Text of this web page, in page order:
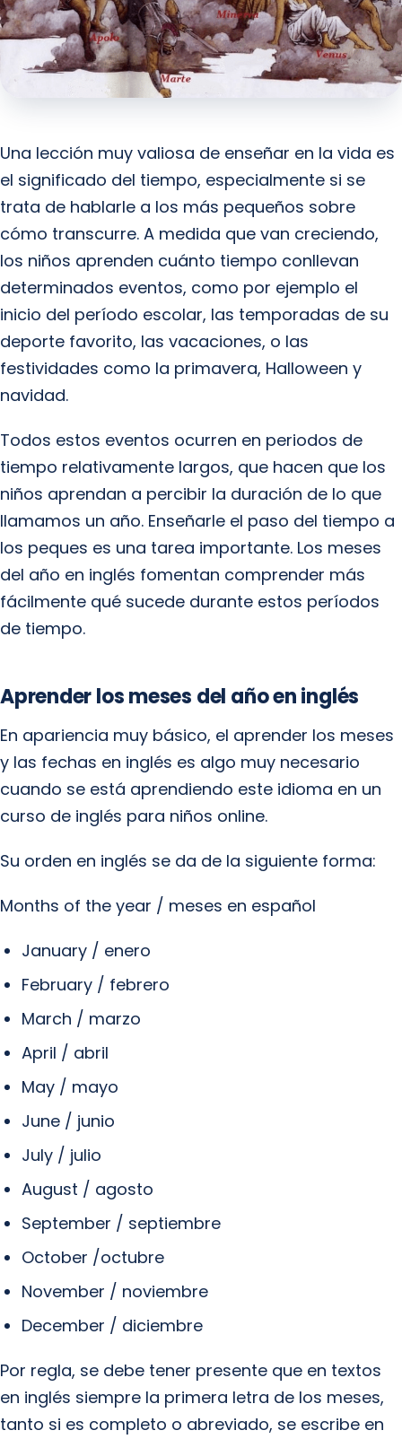
Una lección muy valiosa de enseñar en la vida es
el significado del tiempo, especialmente si se
trata de hablarle a los más pequeños sobre
cómo transcurre. A medida que van creciendo,
los niños aprenden cuánto tiempo conllevan
determinados eventos, como por ejemplo el
inicio del período escolar, las temporadas de su
deporte favorito, las vacaciones, o las
festividades como la primavera, Halloween y
navidad.
Todos estos eventos ocurren en periodos de
tiempo relativamente largos, que hacen que los
niños aprendan a percibir la duración de lo que
llamamos un año. Enseñarle el paso del tiempo a
los peques es una tarea importante. Los meses
del año en inglés fomentan comprender más
fácilmente qué sucede durante estos períodos
de tiempo.
Aprender los meses del año en inglés
En apariencia muy básico, el aprender los meses
y las fechas en inglés es algo muy necesario
cuando se está aprendiendo este idioma en un
curso de inglés para niños online.
Su orden en inglés se da de la siguiente forma:
Months of the year / meses en español
January / enero
February / febrero
March / marzo
April / abril
May / mayo
June / junio
July / julio
August / agosto
September / septiembre
October /octubre
November / noviembre
December / diciembre
Por regla, se debe tener presente que en textos
en inglés siempre la primera letra de los meses,
tanto si es completo o abreviado, se escribe en